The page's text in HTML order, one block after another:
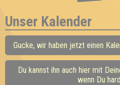
Unser Kalender
Gucke, wir haben jetzt einen
Du kannst ihn auch hier mit
wenn Du